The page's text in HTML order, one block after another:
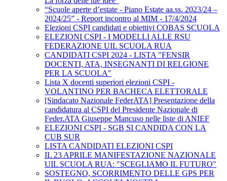
“Scuole aperte d’estate - Piano Estate aa.ss. 2023/24 –
2024/25” - Report incontro al MIM - 17/4/2024
Elezioni CSPI candidati e obiettivi COBAS SCUOLA
ELEZIONI CSPI - I MODELLI ALLE RSU
FEDERAZIONE UIL SCUOLA RUA
CANDIDATI CSPI 2024 - LISTA "FENSIR
DOCENTI, ATA, INSEGNANTI DI RELGIONE
PER LA SCUOLA"
Lista X docenti superiori elezioni CSPI -
VOLANTINO PER BACHECA ELETTORALE
[Sindacato Nazionale FederATA] Presentazione della
candidatura al CSPI del Presidente Nazionale di
Feder.ATA Giuseppe Mancuso nelle liste di ANIEF
ELEZIONI CSPI - SGB SI CANDIDA CON LA
CUB SUR
LISTA CANDIDATI ELEZIONI CSPI
IL 23 APRILE MANIFESTAZIONE NAZIONALE
UIL SCUOLA RUA: "SCEGLIAMO IL FUTURO"
SOSTEGNO, SCORRIMENTO DELLE GPS PER